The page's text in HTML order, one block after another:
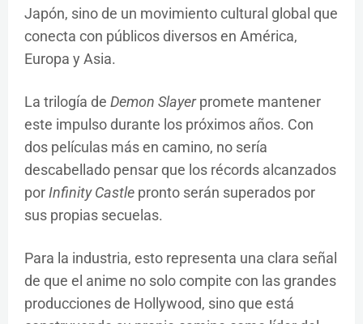
Japón, sino de un movimiento cultural global que
conecta con públicos diversos en América,
Europa y Asia.
La trilogía de Demon Slayerpromete mantener
este impulso durante los próximos años. Con
dos películas más en camino, no sería
descabellado pensar que los récords alcanzados
por Infinity Castle pronto serán superados por
sus propias secuelas.
Para la industria, esto representa una clara señal
de que el anime no solo compite con las grandes
producciones de Hollywood, sino que está